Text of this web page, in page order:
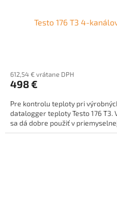
Testo 176 T3 4-
612,54 € vrátane DPH
498 €
Pre kontrolu teploty pri
datalogger teploty Testo 176
sa dá dobre použiť v